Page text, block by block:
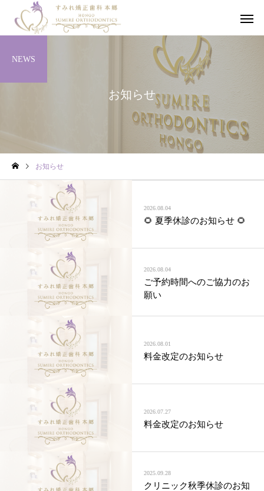
小児矯正
お知らせ
NEWS
お知らせ
2026.08.04
🌻 夏季休診のお知らせ 🌻
2026.08.04
ご予約時間へのご協力のお
願い
2026.08.01
料金改定のお知らせ
2026.07.27
料金改定のお知らせ
2025.09.28
クリニック秋季休診のお知